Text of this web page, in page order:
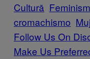
Cultură
cromachismo
Follow Us On
Make Us